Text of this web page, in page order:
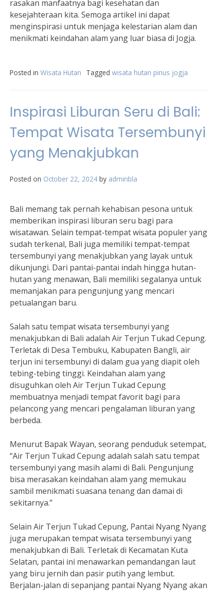
rasakan manfaatnya bagi kesehatan dan
kesejahteraan kita. Semoga artikel ini dapat
menginspirasi untuk menjaga kelestarian alam dan
menikmati keindahan alam yang luar biasa di Jogja.
Posted in Wisata Hutan Tagged wisata hutan pinus jogja
Inspirasi Liburan Seru di Bali:
Tempat Wisata Tersembunyi
yang Menakjubkan
Posted on October 22, 2024 by adminbla
Bali memang tak pernah kehabisan pesona untuk
memberikan inspirasi liburan seru bagi para
wisatawan. Selain tempat-tempat wisata populer yang
sudah terkenal, Bali juga memiliki tempat-tempat
tersembunyi yang menakjubkan yang layak untuk
dikunjungi. Dari pantai-pantai indah hingga hutan-
hutan yang menawan, Bali memiliki segalanya untuk
memanjakan para pengunjung yang mencari
petualangan baru.
Salah satu tempat wisata tersembunyi yang
menakjubkan di Bali adalah Air Terjun Tukad Cepung.
Terletak di Desa Tembuku, Kabupaten Bangli, air
terjun ini tersembunyi di dalam gua yang diapit oleh
tebing-tebing tinggi. Keindahan alam yang
disuguhkan oleh Air Terjun Tukad Cepung
membuatnya menjadi tempat favorit bagi para
pelancong yang mencari pengalaman liburan yang
berbeda.
Menurut Bapak Wayan, seorang penduduk setempat,
“Air Terjun Tukad Cepung adalah salah satu tempat
tersembunyi yang masih alami di Bali. Pengunjung
bisa merasakan keindahan alam yang memukau
sambil menikmati suasana tenang dan damai di
sekitarnya.”
Selain Air Terjun Tukad Cepung, Pantai Nyang Nyang
juga merupakan tempat wisata tersembunyi yang
menakjubkan di Bali. Terletak di Kecamatan Kuta
Selatan, pantai ini menawarkan pemandangan laut
yang biru jernih dan pasir putih yang lembut.
Berjalan-jalan di sepanjang pantai Nyang Nyang akan